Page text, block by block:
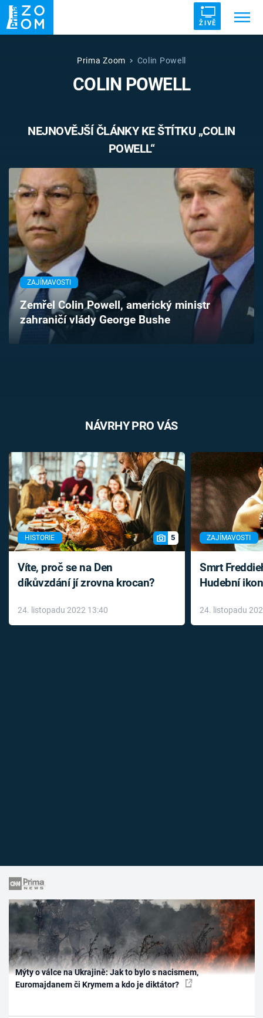
ŽIVĚ
UFO DRUHÁ SVĚTOVÁ VÁLKA
VETŘELCI DÁVNOVĚKU
Témata
Pořady
TV Program
Časopis
Sledujte prima+
Přihlášení
Prima Zoom Colin Powell
COLIN POWELL
NEJNOVĚJŠÍ ČLÁNKY KE ŠTÍTKU „COLIN
POWELL“
ZAJÍMAVOSTI
Zemřel Colin Powell, americký ministr
zahraničí vlády George Bushe
NÁVRHY PRO VÁS
HISTORIE 5
Víte, proč se na Den
díkůvzdání jí zrovna krocan?
24. listopadu 2022 13:40
ZAJÍMAVOSTI
Smrt
Hudební
léky
24. listopadu
Mýty o válce na Ukrajině: Jak to bylo s nacismem,
Euromajdanem či Krymem a kdo je diktátor?